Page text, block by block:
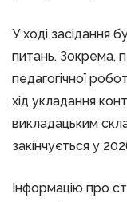
У ході засідання
питань. Зокрема,
педагогічної
хід укладання
викладацьким
закінчується у
Інформацію про